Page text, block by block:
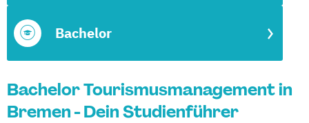
Bachelor
Bachelor Tourismusmanagement in
Bremen - Dein Studienführer